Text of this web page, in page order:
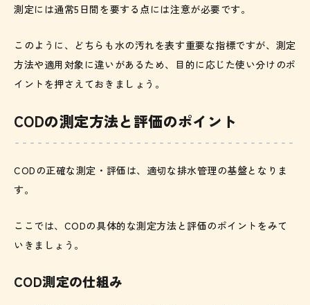
測定には通常5日間を要する点には注意が必要です。
このように、どちらも水の汚れを表す重要な指標ですが、測定
方法や適用対象に違いがあるため、目的に応じた使い分けのポ
イントを押さえておきましょう。
CODの測定方法と評価のポイント
CODの正確な測定・評価は、適切な排水管理の基盤となりま
す。
ここでは、CODの具体的な測定方法と評価のポイントをみて
いきましょう。
COD測定の仕組み